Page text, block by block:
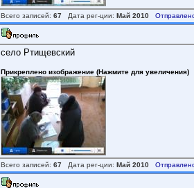
Всего записей: 67Дата рег-ции: Май 2010
село Ртищевский
Прикреплено изображение (Нажмите для увеличения)
Всего записей: 67Дата рег-ции: Май 2010